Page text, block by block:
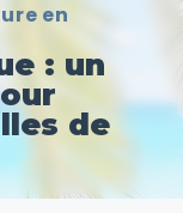
en
: un
de